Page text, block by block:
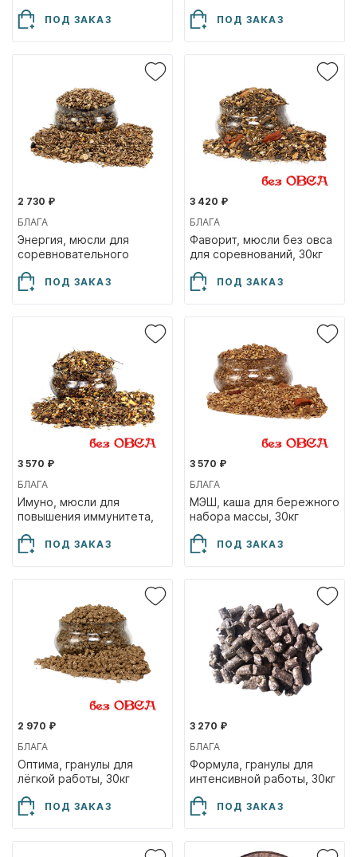
ПОД ЗАКАЗ ПОД ЗАКАЗ
2 730 ₽
БЛАГА
Энергия, мюсли для
соревновательного
ПОД ЗАКАЗ
3 420 ₽
БЛАГА
Фаворит, мюсли без овса
для соревнований, 30кг
ПОД ЗАКАЗ
3 570 ₽
БЛАГА
Имуно, мюсли для
повышения иммунитета,
ПОД ЗАКАЗ
3 570 ₽
БЛАГА
МЭШ, каша для бережного
набора массы, 30кг
ПОД ЗАКАЗ
2 970 ₽
БЛАГА
Оптима, гранулы для
лёгкой работы, 30кг
ПОД ЗАКАЗ
3 270 ₽
БЛАГА
Формула, гранулы для
интенсивной работы, 30кг
ПОД ЗАКАЗ